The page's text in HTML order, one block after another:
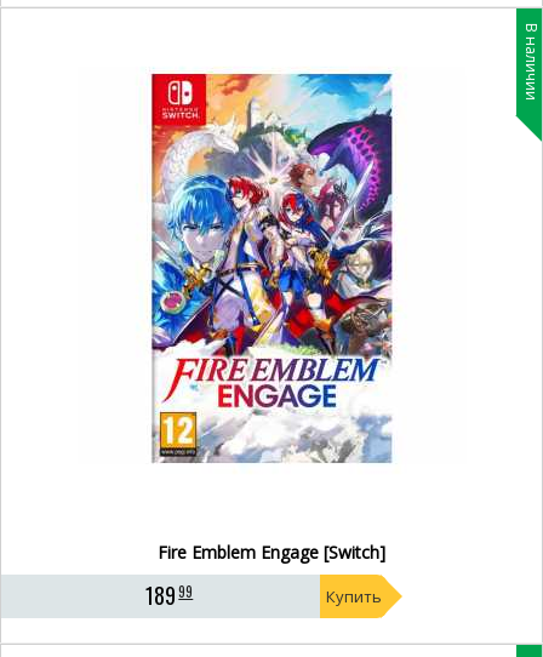
В наличии
Fire Emblem Engage [Switch]
18999 Купить